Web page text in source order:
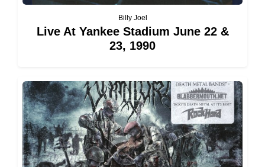
Billy Joel
Live At Yankee Stadium June 22 &
23, 1990